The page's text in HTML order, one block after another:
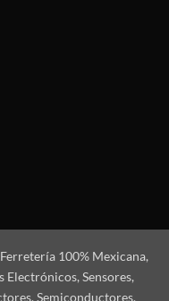
100% Mexicana,
Electrónicos, Sensores,
Semiconductores,